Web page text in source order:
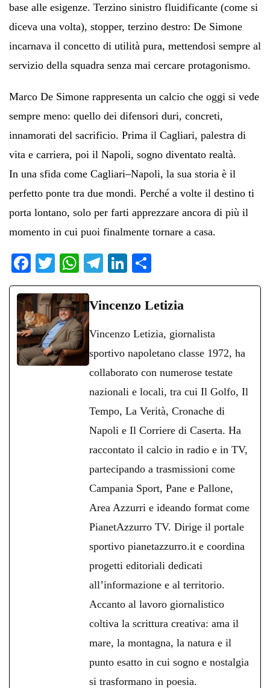
base alle esigenze. Terzino sinistro fluidificante (come si
diceva una volta), stopper, terzino destro: De Simone
incarnava il concetto di utilità pura, mettendosi sempre al
servizio della squadra senza mai cercare protagonismo.
Marco De Simone rappresenta un calcio che oggi si vede
sempre meno: quello dei difensori duri, concreti,
innamorati del sacrificio. Prima il Cagliari, palestra di
vita e carriera, poi il Napoli, sogno diventato realtà.
In una sfida come Cagliari–Napoli, la sua storia è il
perfetto ponte tra due mondi. Perché a volte il destino ti
porta lontano, solo per farti apprezzare ancora di più il
momento in cui puoi finalmente tornare a casa.
Fa
ce
bo
ok
T
wi
tte
r
W
ha
ts
A
pp
Te
le
gr
m
Li
nk
ed
on
di
di
Vincenzo Letizia
Vincenzo Letizia, giornalista
sportivo napoletano classe 1972, ha
collaborato con numerose testate
nazionali e locali, tra cui Il Golfo, Il
Tempo, La Verità, Cronache di
Napoli e Il Corriere di Caserta. Ha
raccontato il calcio in radio e in TV,
partecipando a trasmissioni come
Campania Sport, Pane e Pallone,
Area Azzurri e ideando format come
PianetAzzurro TV. Dirige il portale
sportivo pianetazzurro.it e coordina
progetti editoriali dedicati
all’informazione e al territorio.
Accanto al lavoro giornalistico
coltiva la scrittura creativa: ama il
mare, la montagna, la natura e il
punto esatto in cui sogno e nostalgia
si trasformano in poesia.